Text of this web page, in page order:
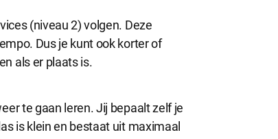
maken.
delen individuele gegevens over jouw surfgedrag op onze website.
Alle cookies accepteren
(niveau 2) volgen. Deze
Dus je kunt ook korter of
als er plaats is.
te gaan leren. Jij bepaalt zelf je
is klein en bestaat uit maximaal